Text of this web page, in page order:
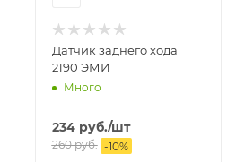
Датчик заднего хода
2190 ЭМИ
Много
234руб./шт
260руб. -10%